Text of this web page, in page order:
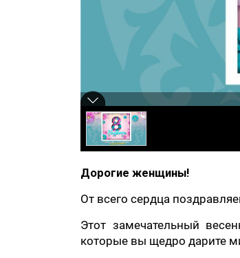
Дорогие женщины!
От всего сердца
Этот замечательный
которые вы щедро дарите